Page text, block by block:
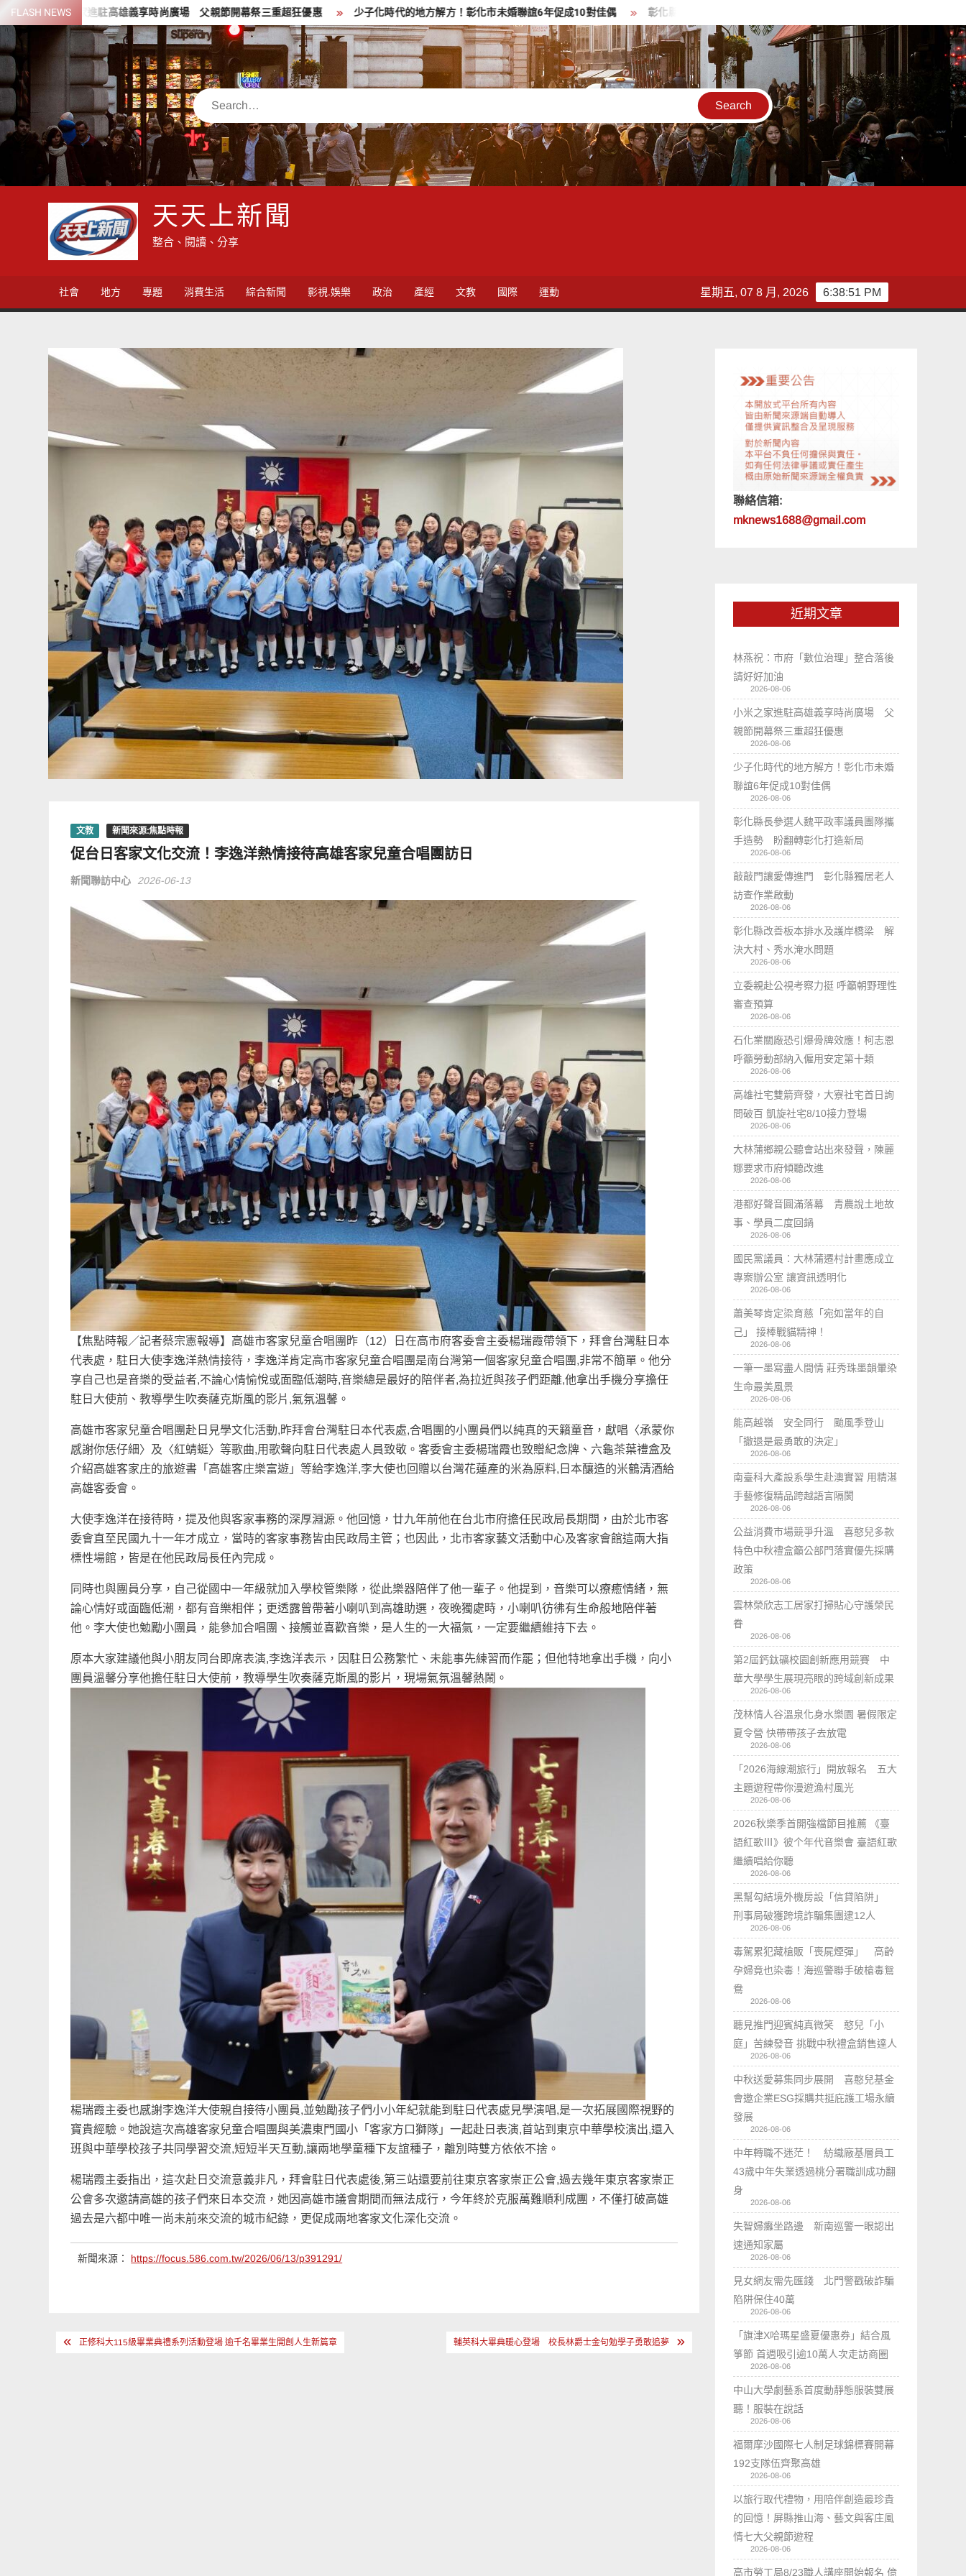
Skip
to
content
FLASH NEWS
家進駐高雄義享時尚廣場 父親節開幕祭三重超狂優惠 少子化時代的地方解方！彰化市未婚聯誼6年促成10對佳偶 彰化縣長參選人魏平政率議員團隊攜手造勢 盼翻轉彰化打造新局
Search
天天上新聞
整合、閱讀、分享
社會 地方 專題 消費生活 綜合新聞 影視.娛樂 政治 產經 文教 國際 運動 6:38:53 PM
星期五, 07 8 月, 2026
文教 新聞來源:焦點時報
促台日客家文化交流！李逸洋熱情接待高雄客家兒童合唱團訪日
新聞聯訪中心 2026-06-13
【焦點時報／記者蔡宗憲報導】高雄市客家兒童合唱團昨（12）日在高市府客委會主委楊瑞霞帶領下，拜會台灣駐日本
代表處，駐日大使李逸洋熱情接待，李逸洋肯定高市客家兒童合唱團是南台灣第一個客家兒童合唱團,非常不簡單。他分
享自己也是音樂的受益者,不論心情愉悅或面臨低潮時,音樂總是最好的陪伴者,為拉近與孩子們距離,他拿出手機分享擔任
駐日大使前、教導學生吹奏薩克斯風的影片,氣氛溫馨。
高雄市客家兒童合唱團赴日見學文化活動,昨拜會台灣駐日本代表處,合唱團的小團員們以純真的天籟童音，獻唱〈承蒙你
感謝你恁仔細〉及〈紅蜻蜓〉等歌曲,用歌聲向駐日代表處人員致敬。客委會主委楊瑞霞也致贈紀念牌、六龜茶葉禮盒及
介紹高雄客家庄的旅遊書「高雄客庄樂富遊」等給李逸洋,李大使也回贈以台灣花蓮產的米為原料,日本釀造的米鶴清酒給
高雄客委會。
大使李逸洋在接待時，提及他與客家事務的深厚淵源。他回憶，廿九年前他在台北市府擔任民政局長期間，由於北市客
委會直至民國九十一年才成立，當時的客家事務皆由民政局主管；也因此，北市客家藝文活動中心及客家會館這兩大指
標性場館，皆是在他民政局長任內完成。
同時也與團員分享，自己從國中一年級就加入學校管樂隊，從此樂器陪伴了他一輩子。他提到，音樂可以療癒情緒，無
論心情好或面臨低潮，都有音樂相伴；更透露曾帶著小喇叭到高雄助選，夜晚獨處時，小喇叭彷彿有生命般地陪伴著
他。李大使也勉勵小團員，能參加合唱團、接觸並喜歡音樂，是人生的一大福氣，一定要繼續維持下去。
原本大家建議他與小朋友同台即席表演,李逸洋表示，因駐日公務繁忙、未能事先練習而作罷；但他特地拿出手機，向小
團員溫馨分享他擔任駐日大使前，教導學生吹奏薩克斯風的影片，現場氣氛溫馨熱鬧。
楊瑞霞主委也感謝李逸洋大使親自接待小團員,並勉勵孩子們小小年紀就能到駐日代表處見學演唱,是一次拓展國際視野的
寶貴經驗。她說這次高雄客家兒童合唱團與美濃東門國小「客家方口獅隊」一起赴日表演,首站到東京中華學校演出,還入
班與中華學校孩子共同學習交流,短短半天互動,讓兩地學童種下友誼種子，離別時雙方依依不捨。
楊瑞霞主委指出，這次赴日交流意義非凡，拜會駐日代表處後,第三站還要前往東京客家崇正公會,過去幾年東京客家崇正
公會多次邀請高雄的孩子們來日本交流，她因高雄市議會期間而無法成行，今年終於克服萬難順利成團，不僅打破高雄
過去是六都中唯一尚未前來交流的城市紀錄，更促成兩地客家文化深化交流。
新聞來源： https://focus.586.com.tw/2026/06/13/p391291/
文 正修科大115級畢業典禮系列活動登場 逾千名畢業生開創人生新篇章 輔英科大畢典暖心登場 校長林爵士金句勉學子勇敢追夢
聯絡信箱:
mknews1688@gmail.com
近期文章
林燕祝：市府「數位治理」整合落後
請好好加油
2026-08-06
小米之家進駐高雄義享時尚廣場 父
親節開幕祭三重超狂優惠
2026-08-06
少子化時代的地方解方！彰化市未婚
聯誼6年促成10對佳偶
2026-08-06
彰化縣長參選人魏平政率議員團隊攜
手造勢 盼翻轉彰化打造新局
2026-08-06
敲敲門讓愛傳進門 彰化縣獨居老人
訪查作業啟動
2026-08-06
彰化縣改善板本排水及護岸橋梁 解
決大村、秀水淹水問題
2026-08-06
立委親赴公視考察力挺 呼籲朝野理性
審查預算
2026-08-06
石化業關廠恐引爆骨牌效應！柯志恩
呼籲勞動部納入僱用安定第十類
2026-08-06
高雄社宅雙箭齊發，大寮社宅首日詢
問破百 凱旋社宅8/10接力登場
2026-08-06
大林蒲鄉親公聽會站出來發聲，陳麗
娜要求市府傾聽改進
2026-08-06
港都好聲音圓滿落幕 青農說土地故
事、學員二度回鍋
2026-08-06
國民黨議員：大林蒲遷村計畫應成立
專案辦公室 讓資訊透明化
2026-08-06
蕭美琴肯定梁育慈「宛如當年的自
己」 接棒戰貓精神！
2026-08-06
一筆一墨寫盡人間情 莊秀珠墨韻暈染
生命最美風景
2026-08-06
能高越嶺 安全同行 颱風季登山
「撤退是最勇敢的決定」
2026-08-06
南臺科大產設系學生赴澳實習 用精湛
手藝修復精品跨越語言隔閡
2026-08-06
公益消費市場競爭升溫 喜憨兒多款
特色中秋禮盒籲公部門落實優先採購
政策
2026-08-06
雲林榮欣志工居家打掃貼心守護榮民
眷
2026-08-06
第2屆鈣鈦礦校園創新應用競賽 中
華大學學生展現亮眼的跨域創新成果
2026-08-06
茂林情人谷溫泉化身水樂園 暑假限定
夏令營 快帶帶孩子去放電
2026-08-06
「2026海線潮旅行」開放報名 五大
主題遊程帶你漫遊漁村風光
2026-08-06
2026秋樂季首開強檔節目推薦 《臺
語紅歌Ⅲ》彼个年代音樂會 臺語紅歌
繼續唱給你聽
2026-08-06
黑幫勾結境外機房設「信貸陷阱」
刑事局破獲跨境詐騙集團逮12人
2026-08-06
毒駕累犯藏槍販「喪屍煙彈」 高齡
孕婦竟也染毒！海巡警聯手破槍毒鴛
鴦
2026-08-06
聽見推門迎賓純真微笑 憨兒「小
庭」苦練發音 挑戰中秋禮盒銷售達人
2026-08-06
中秋送愛募集同步展開 喜憨兒基金
會邀企業ESG採購共挺庇護工場永續
發展
2026-08-06
中年轉職不迷茫！ 紡織廠基層員工
43歲中年失業透過桃分署職訓成功翻
身
2026-08-06
失智婦癱坐路邊 新南巡警一眼認出
速通知家屬
2026-08-06
見女網友需先匯錢 北門警戳破詐騙
陷阱保住40萬
2026-08-06
「旗津X哈瑪星盛夏優惠券」結合風
箏節 首週吸引逾10萬人次走訪商圈
2026-08-06
中山大學劇藝系首度動靜態服裝雙展
聽！服裝在說話
2026-08-06
福爾摩沙國際七人制足球錦標賽開幕
192支隊伍齊聚高雄
2026-08-06
以旅行取代禮物，用陪伴創造最珍貴
的回憶！屏縣推山海、藝文與客庄風
情七大父親節遊程
2026-08-06
高市勞工局8/23職人講座開始報名 億